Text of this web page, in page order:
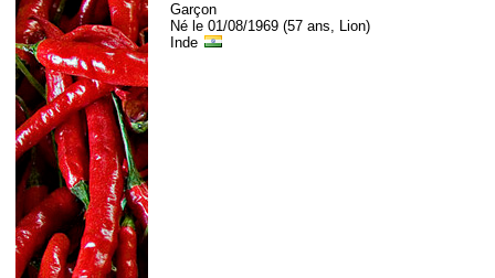
Garçon
Né le 01/08/1969 (57 ans, Lion)
Inde